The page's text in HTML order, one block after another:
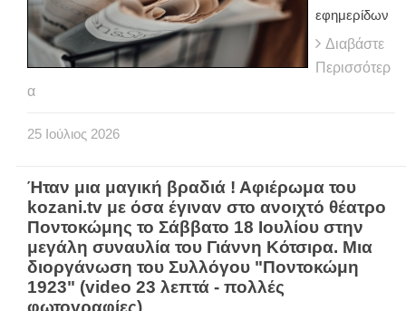
εφημερίδων
Διαβάστε
Περισσότερ
α
25 Ιούλιος 2026
Ήταν μια μαγική βραδιά ! Αφιέρωμα του
kozani.tv με όσα έγιναν στο ανοιχτό θέατρο
Ποντοκώμης το Σάββατο 18 Ιουλίου στην
μεγάλη συναυλία του Γιάννη Κότσιρα. Μια
διοργάνωση του Συλλόγου "Ποντοκώμη
1923" (video 23 λεπτά - πολλές
φωτογραφίες)